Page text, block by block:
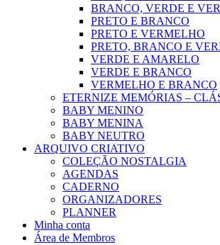
BRANCO, VERDE E
PRETO E BRANCO
PRETO E VERMELHO
PRETO, BRANCO E
VERDE E AMARELO
VERDE E BRANCO
VERMELHO E BRANCO
ETERNIZE MEMÓRIAS –
BABY MENINO
BABY MENINA
BABY NEUTRO
ARQUIVO CRIATIVO
COLEÇÃO NOSTALGIA
AGENDAS
CADERNO
ORGANIZADORES
PLANNER
Minha conta
Área de Membros